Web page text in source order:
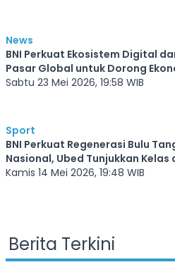
News
BNI Perkuat Ekosistem Digital
Pasar Global untuk Dorong
Nasional
Sabtu 23 Mei 2026, 19:58 WIB
Sport
BNI Perkuat Regenerasi Bulu
Nasional, Ubed Tunjukkan Kelas
Thailand Open 2026
Kamis 14 Mei 2026, 19:48 WIB
Berita Terkini